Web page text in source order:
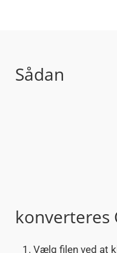
Sådan
konverteres
Vælg filen ved at